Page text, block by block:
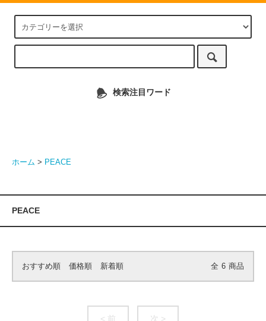
検索注目ワード
ホーム > PEACE
PEACE
おすすめ順 価格順 新着順 全 6 商品
< 前 次 >